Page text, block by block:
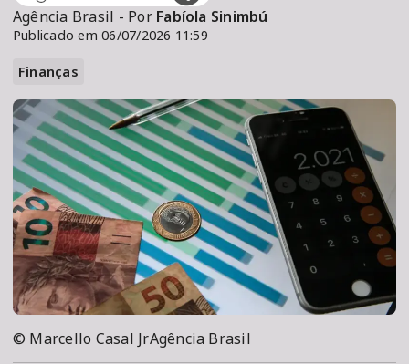
Agência Brasil - Por Fabíola Sinimbú
Publicado em 06/07/2026 11:59
Finanças
© Marcello Casal JrAgência Brasil